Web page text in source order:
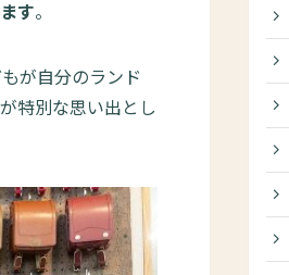
す。
が自分のランド
特別な思い出とし